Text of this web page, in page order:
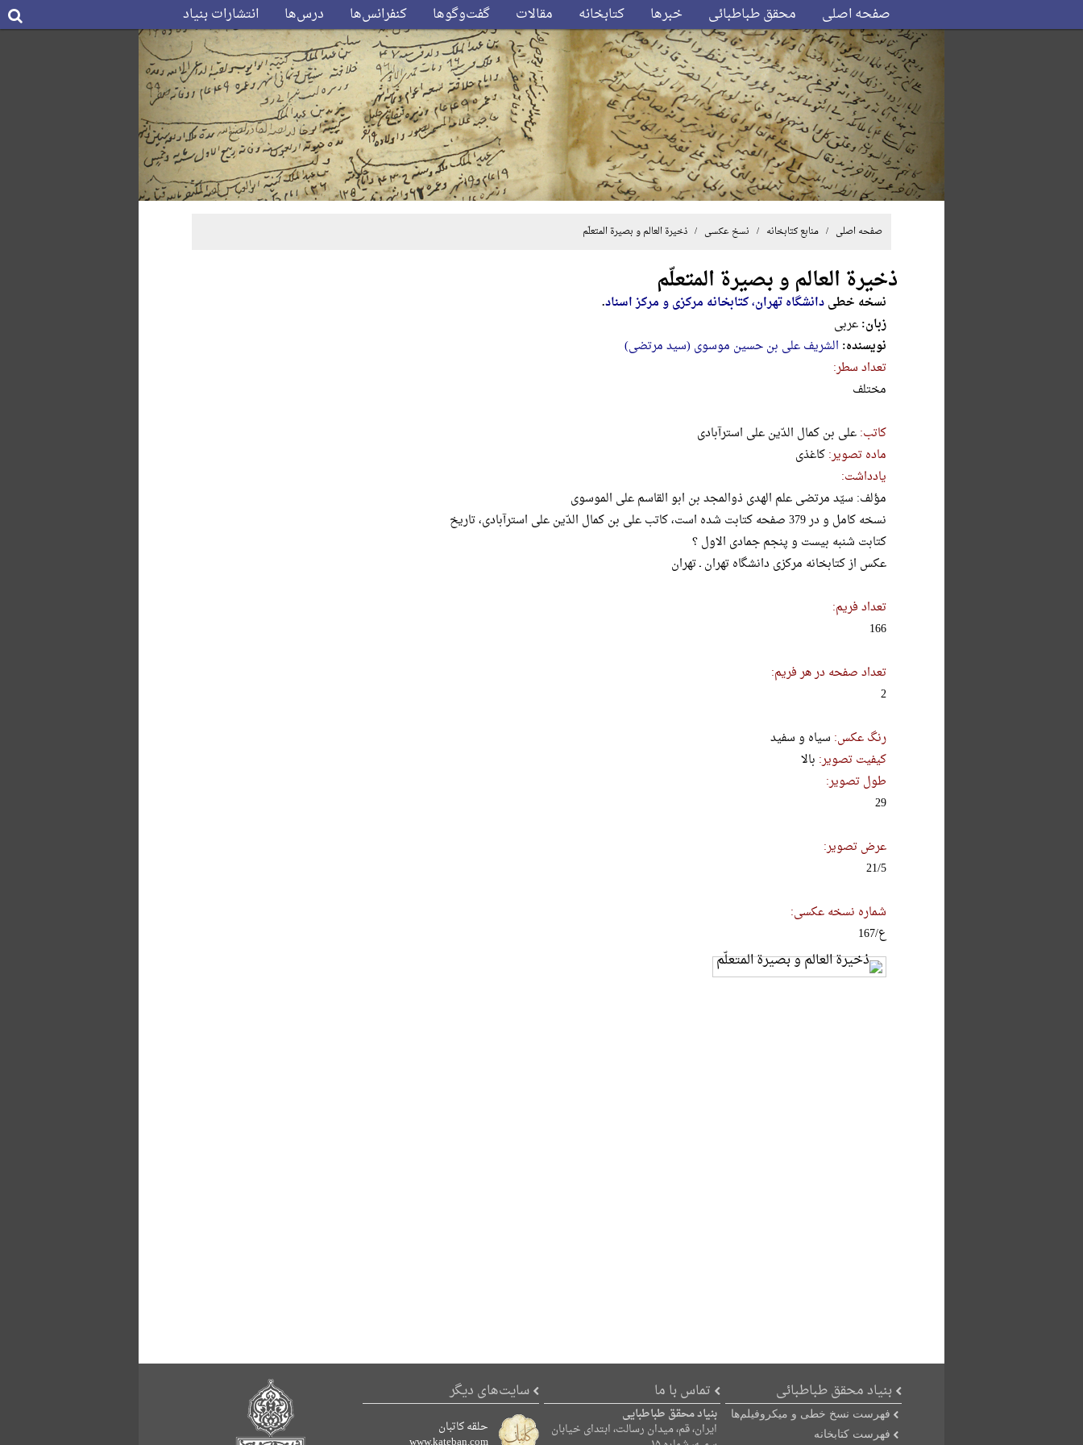
صفحه اصلی محقق طباطبائی خبرها کتابخانه مقالات گفت‌وگوها کنفرانس‌ها درس‌ها انتشارات بنیاد
صفحه اصلی / منابع کتابخانه / نسخ عکسی / ذخیرة العالم و بصیرة المتعلّم
ذخیرة العالم و بصیرة المتعلّم
نسخه خطیدانشگاه تهران، کتابخانه مرکزی و مرکز اسناد.
زبان:عربی
نویسنده: الشریف علی بن حسین موسوی (سید مرتضی)
تعداد سطر:
مختلف
کاتب:علی بن کمال الدّین علی استرآبادی
ماده تصویر:کاغذی
یادداشت:
مؤلف: سیّد مرتضی علم الهدی ذوالمجد بن ابو القاسم علی الموسوی
نسخه کامل و در 379 صفحه کتابت شده است، کاتب علی بن کمال الدّین علی استرآبادی، تاریخ
کتابت شنبه بیست و پنجم جمادی الاول ؟
عکس از کتابخانه مرکزی دانشگاه تهران ـ تهران
تعداد فریم:
166
تعداد صفحه در هر فریم:
2
رنگ عکس: سیاه و سفید
کیفیت تصویر: بالا
طول تصویر:
29
عرض تصویر:
21/5
شماره نسخه عکسی:
ع/167
بنیاد محقق طباطبائی
فهرست نسخ خطی و میکروفیلم‌ها
فهرست کتابخانه
تماس با ما
بنیاد محقق طباطبایی
ایران، قم، میدان رسالت، ابتدای خیابان
سایت‌های دیگر
حلقه کاتبان